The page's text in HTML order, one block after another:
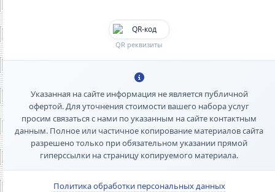
QR реквизиты
Указанная на сайте информация не является публичной
офертой. Для уточнения стоимости вашего набора услуг
просим связаться с нами по указанным на сайте контактным
данным. Полное или частичное копирование материалов сайта
разрешено только при обязательном указании прямой
гиперссылки на страницу копируемого материала.
Политика обработки персональных данных